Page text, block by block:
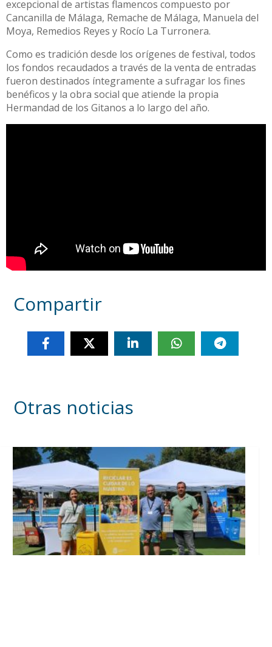
excepcional de artistas flamencos compuesto por
Cancanilla de Málaga, Remache de Málaga, Manuela del
Moya, Remedios Reyes y Rocío La Turronera.
Como es tradición desde los orígenes de festival, todos
los fondos recaudados a través de la venta de entradas
fueron destinados íntegramente a sufragar los fines
benéficos y la obra social que atiende la propia
Hermandad de los Gitanos a lo largo del año.
Compartir
Otras noticias